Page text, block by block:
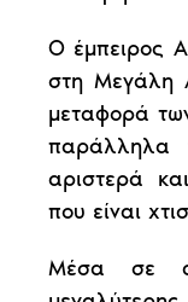
Ο έμπειρος
στη Μεγάλη
μεταφορά
παράλληλα
αριστερά
που είναι
Μέσα σε